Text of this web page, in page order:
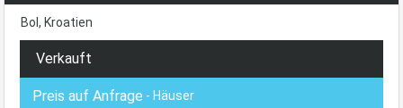
Bol, Kroatien
Verkauft
Preis auf Anfrage - Häuser